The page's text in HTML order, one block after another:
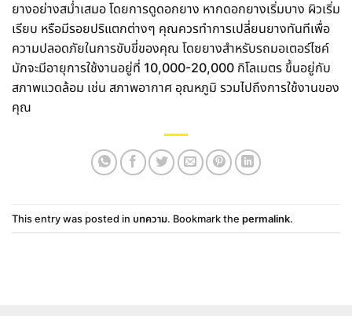
ยางอย่างสม่ำเสมอ โดยการดูดอกยาง หากดอกยางเริ่มบาง ผิวเริ่ม
เรียบ หรือมีรอยปริแตกต่างๆ คุณควรทำการเปลี่ยนยางทันทีเพื่อ
ความปลอดภัยในการขับขี่ของคุณ โดยยางสำหรับรถมอเตอร์ไซค์
มักจะมีอายุการใช้งานอยู่ที่ 10,000-20,000 กิโลเมตร ขึ้นอยู่กับ
สภาพแวดล้อม เช่น สภาพอากาศ อุณหภูมิ รวมไปถึงการใช้งานของ
คุณ
This entry was posted in บทความ. Bookmark the permalink.